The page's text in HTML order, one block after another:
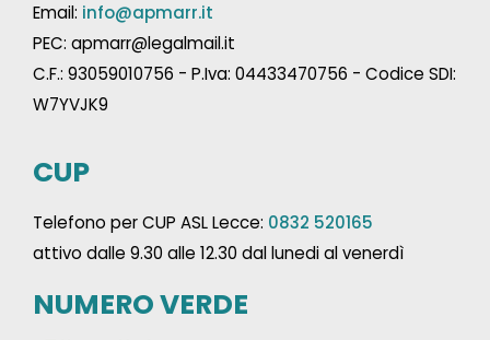
Email: info@apmarr.it
PEC: apmarr@legalmail.it
C.F.: 93059010756 - P.Iva: 04433470756 - Codice SDI:
W7YVJK9
CUP
Telefono per CUP ASL Lecce: 0832 520165
attivo dalle 9.30 alle 12.30 dal lunedi al venerdì
NUMERO VERDE